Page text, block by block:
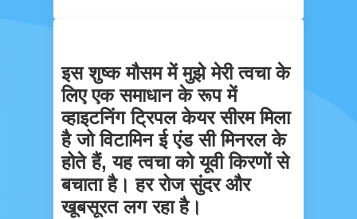
इस शुष्क मौसम में मुझे मेरी त्वचा के
लिए एक समाधान के रूप में
व्हाइटनिंग ट्रिपल केयर सीरम मिला
है जो विटामिन ई एंड सी मिनरल के
होते हैं, यह त्वचा को यूवी किरणों से
बचाता है। हर रोज सुंदर और
खूबसूरत लग रहा है।